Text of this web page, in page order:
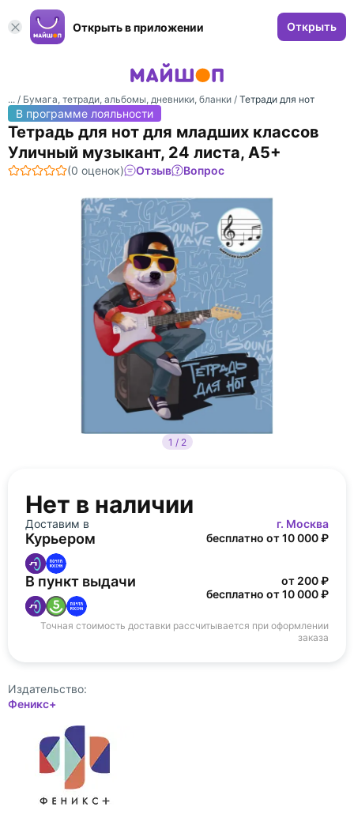
Открыть в приложении Открыть
... / Бумага, тетради, альбомы, дневники, бланки / Тетради для нот
В программе лояльности
Тетрадь для нот для младших классов
Уличный музыкант, 24 листа, А5+
(0 оценок) Отзыв Вопрос
1 / 2
Нет в наличии
Доставим в г. Москва
Курьером бесплатно от 10 000 ₽
В пункт выдачи
от 200 ₽
бесплатно от 10 000 ₽
Точная стоимость доставки рассчитывается при оформлении
заказа
Издательство:
Феникс+